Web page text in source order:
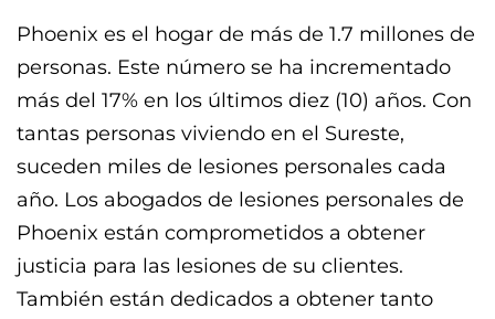
Phoenix es el hogar de más de 1.7 millones de
personas. Este número se ha incrementado
más del 17% en los últimos diez (10) años. Con
tantas personas viviendo en el Sureste,
suceden miles de lesiones personales cada
año. Los abogados de lesiones personales de
Phoenix están comprometidos a obtener
justicia para las lesiones de su clientes.
También están dedicados a obtener tanto